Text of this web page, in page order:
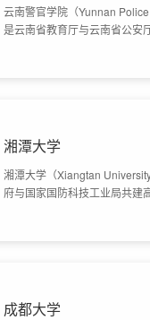
云南警官学院（Yunnan
是云南省教育厅与云南省公安
湘潭大学
湘潭大学（Xiangtan
府与国家国防科技工业局共建
成都大学